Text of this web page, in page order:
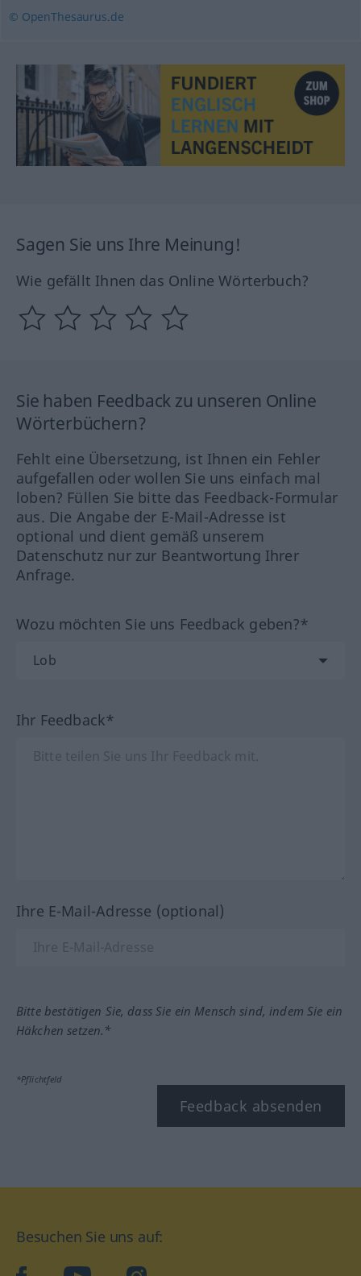
© OpenThesaurus.de
Sagen Sie uns Ihre Meinung!
Wie gefällt Ihnen das Online Wörterbuch?
Sie haben Feedback zu unseren Online
Wörterbüchern?
Fehlt eine Übersetzung, ist Ihnen ein Fehler
aufgefallen oder wollen Sie uns einfach mal
loben? Füllen Sie bitte das Feedback-Formular
aus. Die Angabe der E-Mail-Adresse ist
optional und dient gemäß unserem
Datenschutz nur zur Beantwortung Ihrer
Anfrage.
Wozu möchten Sie uns Feedback geben?*
Ihr Feedback*
Ihre E-Mail-Adresse (optional)
Bitte bestätigen Sie, dass Sie ein Mensch sind, indem Sie ein
Häkchen setzen.*
*Pflichtfeld
Feedback absenden
Besuchen Sie uns auf: